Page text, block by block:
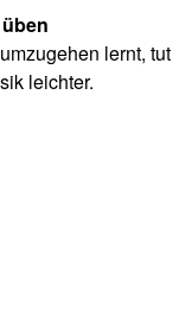
lernt, tut
leichter.